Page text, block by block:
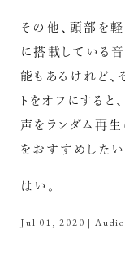
その他、頭部を軽
に搭載している
能もあるけれど、
トをオフにすると
声をランダム再
をおすすめしたい
はい。
Jul 01, 2020 |Audio